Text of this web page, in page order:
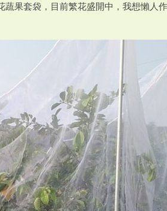
果套袋，目前繁花盛開中，我想懶人